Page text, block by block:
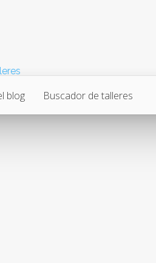
blog Buscador de talleres